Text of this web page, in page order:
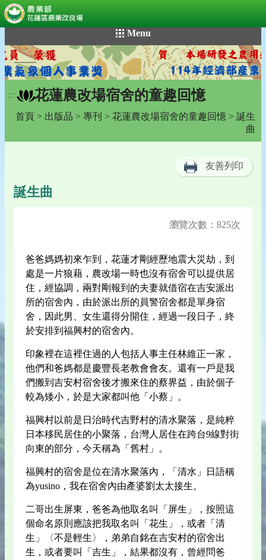
到
主
要
內
容
Menu
::: 花蓮農改場宿舍的童趣回憶
首頁 > 出版品 > 專刊 > 花蓮農改場宿舍的童趣回憶 > 誕生
曲
友善列印
誕生曲
瀏覽次數：825次
爸爸媽媽初來乍到，花蓮才剛經歷地震大災劫，到
處是一片狼藉，農改場一時也沒有宿舍可以提供居
住，經協調，兩對剛報到的夫妻就借宿在吉安派出
所的宿舍內，由於派出所的員警宿舍都是單身宿
舍，因此男、女生還得分開住，經過一段日子，終
於安排到福興村的宿舍內。
印象裡在這裡住過的人包括人事主任林維正一家，
他們和爸媽都是慶豐長老教會會友。還有一戶是我
們搬到吉安村宿舍後才搬來住的蔡界益，由於個子
較為矮小，於是大家都叫他「小蔡」。
福興村以前是日治時代吉野村的清水聚落，是純粹
日本移民居住的小聚落，台灣人居住在跨台9線對街
向東的部分，今天稱為「舊村」。
福興村的宿舍是位在清水聚落內，「清水」日語稱
為yusino，我在宿舍內由產婆劉太太接生。
二哥出生屏東，爸爸為他取名叫「屏生」，按照這
個命名原則應該把我取名叫「花生」，或者「清
生」〈不是輕生〉，弟弟自銘在吉安村的宿舍出
生，或者要叫「吉生」，結果都沒有，曾經問爸